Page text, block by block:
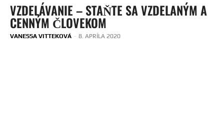
VZDELÁVANIE – STAŇTE SA VZDELANÝM A
CENNÝM ČLOVEKOM
VANESSA VITTEKOVÁ - 8. APRÍLA 2020